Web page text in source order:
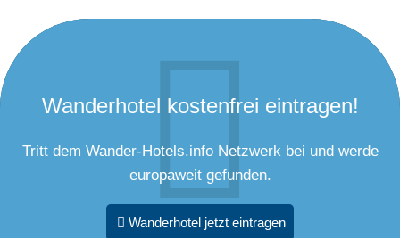
Wanderhotel kostenfrei eintragen!
Tritt dem Wander-Hotels.info Netzwerk bei und werde
europaweit gefunden.
Wanderhotel jetzt eintragen